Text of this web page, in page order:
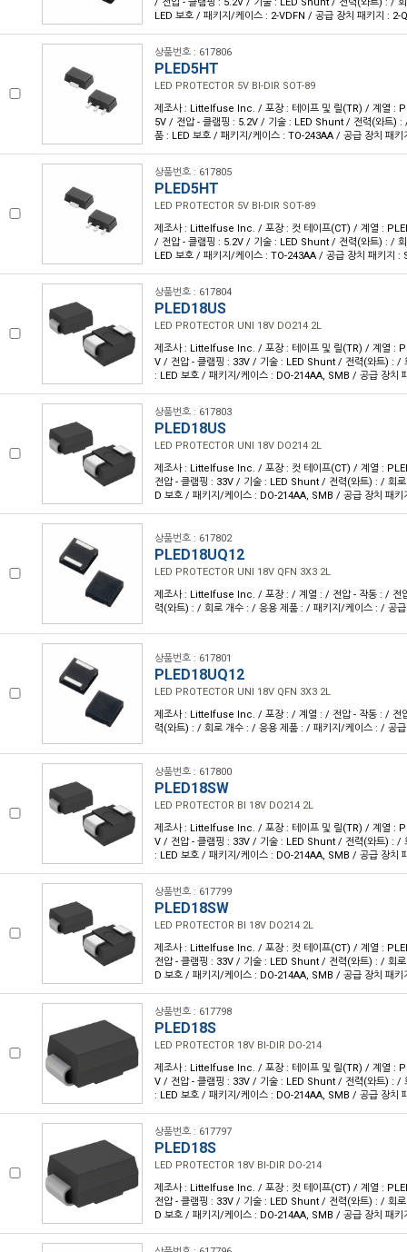
LED 보호 / 패키지/케이스 : 2-VDFN / 공급 장치 패키지 : 2-
상품번호 : 617806
PLED5HT
LED PROTECTOR 5V BI-DIR SOT-89
제조사 : Littelfuse Inc. / 포장 : 테이프 및 릴(TR) / 계열 :
5V / 전압 - 클램핑 : 5.2V / 기술 : LED Shunt / 전력(와트) :
품 : LED 보호 / 패키지/케이스 : TO-243AA / 공급 장치 패키
상품번호 : 617805
PLED5HT
LED PROTECTOR 5V BI-DIR SOT-89
제조사 : Littelfuse Inc. / 포장 : 컷 테이프(CT) / 계열 :
/ 전압 - 클램핑 : 5.2V / 기술 : LED Shunt / 전력(와트) : /
LED 보호 / 패키지/케이스 : TO-243AA / 공급 장치 패키지 :
상품번호 : 617804
PLED18US
LED PROTECTOR UNI 18V DO214 2L
제조사 : Littelfuse Inc. / 포장 : 테이프 및 릴(TR) / 계열 :
V / 전압 - 클램핑 : 33V / 기술 : LED Shunt / 전력(와트) : /
: LED 보호 / 패키지/케이스 : DO-214AA, SMB / 공급 장치
상품번호 : 617803
PLED18US
LED PROTECTOR UNI 18V DO214 2L
제조사 : Littelfuse Inc. / 포장 : 컷 테이프(CT) / 계열 :
전압 - 클램핑 : 33V / 기술 : LED Shunt / 전력(와트) : / 회
D 보호 / 패키지/케이스 : DO-214AA, SMB / 공급 장치 패키
상품번호 : 617802
PLED18UQ12
LED PROTECTOR UNI 18V QFN 3X3 2L
제조사 : Littelfuse Inc. / 포장 : / 계열 : / 전압 - 작동 : / 전
력(와트) : / 회로 개수 : / 응용 제품 : / 패키지/케이스 : / 공급
상품번호 : 617801
PLED18UQ12
LED PROTECTOR UNI 18V QFN 3X3 2L
제조사 : Littelfuse Inc. / 포장 : / 계열 : / 전압 - 작동 : / 전
력(와트) : / 회로 개수 : / 응용 제품 : / 패키지/케이스 : / 공급
상품번호 : 617800
PLED18SW
LED PROTECTOR BI 18V DO214 2L
제조사 : Littelfuse Inc. / 포장 : 테이프 및 릴(TR) / 계열 :
V / 전압 - 클램핑 : 33V / 기술 : LED Shunt / 전력(와트) : /
: LED 보호 / 패키지/케이스 : DO-214AA, SMB / 공급 장치
상품번호 : 617799
PLED18SW
LED PROTECTOR BI 18V DO214 2L
제조사 : Littelfuse Inc. / 포장 : 컷 테이프(CT) / 계열 :
전압 - 클램핑 : 33V / 기술 : LED Shunt / 전력(와트) : / 회
D 보호 / 패키지/케이스 : DO-214AA, SMB / 공급 장치 패키
상품번호 : 617798
PLED18S
LED PROTECTOR 18V BI-DIR DO-214
제조사 : Littelfuse Inc. / 포장 : 테이프 및 릴(TR) / 계열 :
V / 전압 - 클램핑 : 33V / 기술 : LED Shunt / 전력(와트) : /
: LED 보호 / 패키지/케이스 : DO-214AA, SMB / 공급 장치
상품번호 : 617797
PLED18S
LED PROTECTOR 18V BI-DIR DO-214
제조사 : Littelfuse Inc. / 포장 : 컷 테이프(CT) / 계열 :
전압 - 클램핑 : 33V / 기술 : LED Shunt / 전력(와트) : / 회
D 보호 / 패키지/케이스 : DO-214AA, SMB / 공급 장치 패키